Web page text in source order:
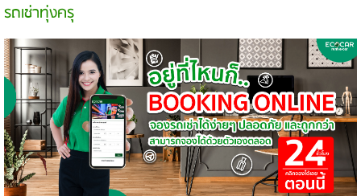
รถเช่าทุ่งครุ